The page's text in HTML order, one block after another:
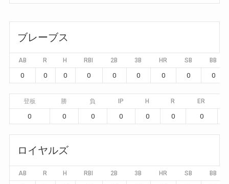
ブレーブス
AB R H RBI 2B 3B HR SB BB
0 0 0 0 0 0 0 0 0
登板 勝 負 IP H R ER
0 0 0 0 0 0 0
ロイヤルズ
AB R H RBI 2B 3B HR SB BB